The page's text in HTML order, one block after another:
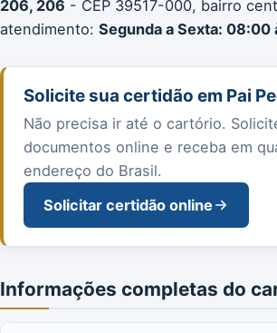
206, 206 - CEP 39517-000, bairro
atendimento: Segunda a Sexta: 08:00
Solicite sua certidão em Pai
Não precisa ir até o cartório.
documentos online e receba em
endereço do Brasil.
Solicitar certidão online
Informações completas do